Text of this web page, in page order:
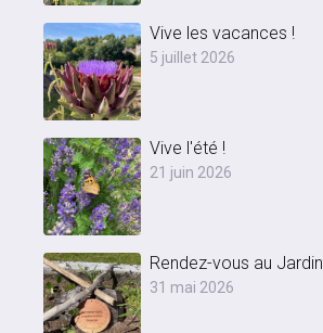
Vive les vacances !
5 juillet 2026
Vive l'été !
21 juin 2026
Rendez-vous au Jardin
31 mai 2026